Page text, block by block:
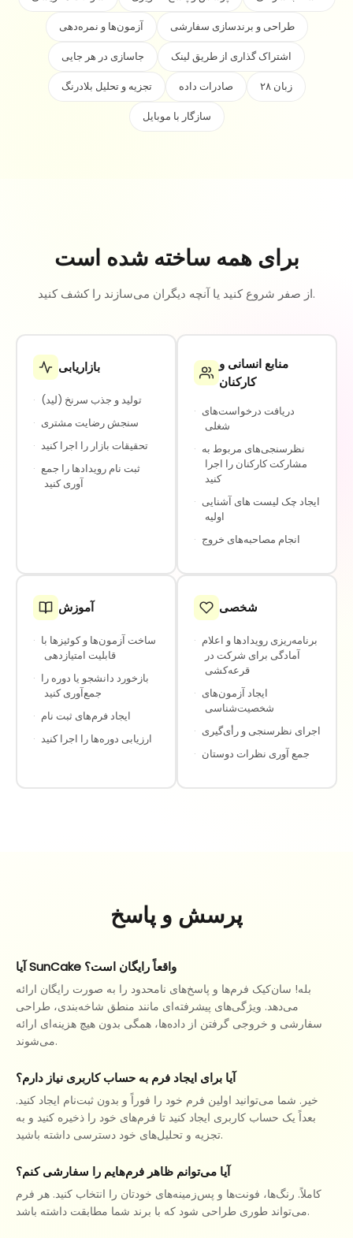
آزمون‌ها و نمره‌دهی
طراحی و برندسازی سفارشی
جاسازی در هر جایی
اشتراک گذاری از طریق لینک
تجزیه و تحلیل بلادرنگ
صادرات داده
۲۸ زبان
سازگار با موبایل
برای همه ساخته شده است
از صفر شروع کنید یا آنچه دیگران می‌سازند را کشف کنید.
بازاریابی
· تولید و جذب سرنخ (لید)
· سنجش رضایت مشتری
· تحقیقات بازار را اجرا کنید
·
آوری کنید
منابع انسانی و
کارکنان
·
شغلی
·
مشارکت کارکنان را اجرا
کنید
·
اولیه
· انجام مصاحبه‌های خروج
آموزش
·
قابلیت امتیازدهی
·
جمع‌آوری کنید
· ایجاد فرم‌های ثبت نام
· ارزیابی دوره‌ها را اجرا کنید
شخصی
·
آمادگی برای شرکت در
قرعه‌کشی
·
شخصیت‌شناسی
· اجرای نظرسنجی و رأی‌گیری
· جمع آوری نظرات دوستان
پرسش و پاسخ
آیا SunCake واقعاً رایگان است؟
بله! سان‌کیک فرم‌ها و پاسخ‌های نامحدود را به صورت رایگان ارائه
می‌دهد. ویژگی‌های پیشرفته‌ای مانند منطق شاخه‌بندی، طراحی
سفارشی و خروجی گرفتن از داده‌ها، همگی بدون هیچ هزینه‌ای ارائه
می‌شوند.
آیا برای ایجاد فرم به حساب کاربری نیاز دارم؟
خیر. شما می‌توانید اولین فرم خود را فوراً و بدون ثبت‌نام ایجاد کنید.
بعداً یک حساب کاربری ایجاد کنید تا فرم‌های خود را ذخیره کنید و به
تجزیه و تحلیل‌های خود دسترسی داشته باشید.
آیا می‌توانم ظاهر فرم‌هایم را سفارشی کنم؟
کاملاً. رنگ‌ها، فونت‌ها و پس‌زمینه‌های خودتان را انتخاب کنید. هر فرم
می‌تواند طوری طراحی شود که با برند شما مطابقت داشته باشد.